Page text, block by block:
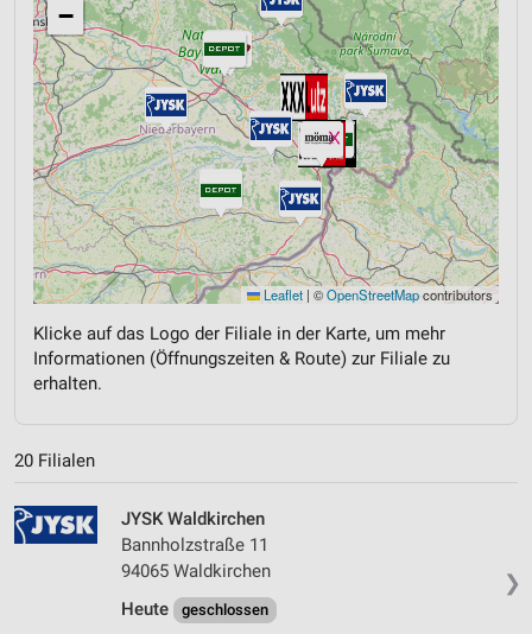
−
Leaflet | ©OpenStreetMapcontributors
Klicke auf das Logo der Filiale in der Karte, um mehr
Informationen (Öffnungszeiten & Route) zur Filiale zu
erhalten.
20 Filialen
❯
JYSK Waldkirchen
Bannholzstraße 11
94065 Waldkirchen
Heute
geschlossen